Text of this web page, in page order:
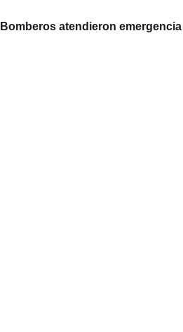
atendieron